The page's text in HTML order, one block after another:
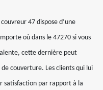
47 dispose d’une
où dans le 47270 si vous
cette dernière peut
couverture. Les clients qui lui
satisfaction par rapport à la